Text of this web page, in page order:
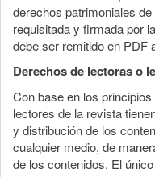
derechos patrimoniales
requisitada y firmada por
debe ser remitido en PDF
Derechos de lectoras o
Con base en los
lectores de la revista
y distribución de los
cualquier medio, de
de los contenidos. El